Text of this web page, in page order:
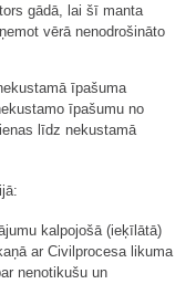
gādā, lai šī manta
vērā nenodrošināto
īpašuma
īpašumu no
līdz nekustamā
kalpojošā (ieķīlātā)
ar Civilprocesa likuma
nenotikušu un